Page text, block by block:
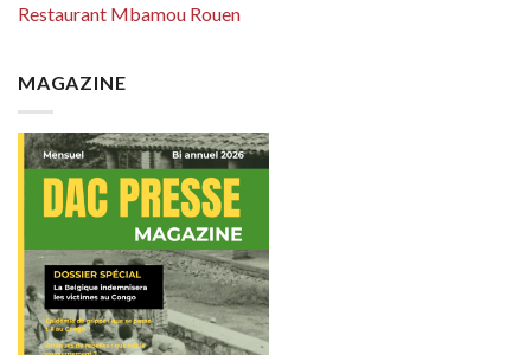
Restaurant Mbamou Rouen
MAGAZINE